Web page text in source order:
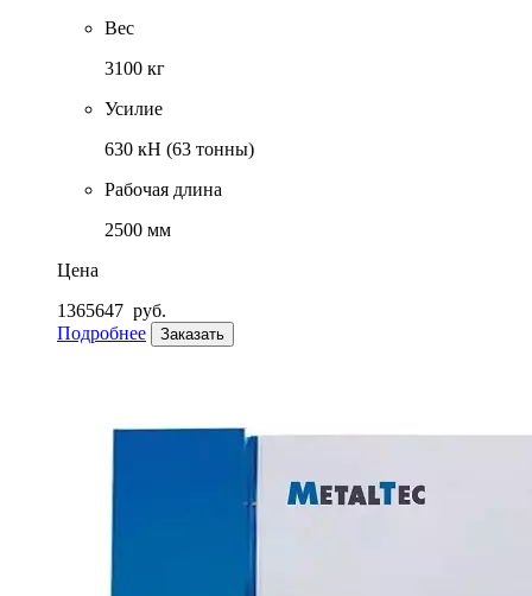
Вес
3100 кг
Усилие
630 кН (63 тонны)
Рабочая длина
2500 мм
Цена
1365647 руб.
Подробнее
Заказать